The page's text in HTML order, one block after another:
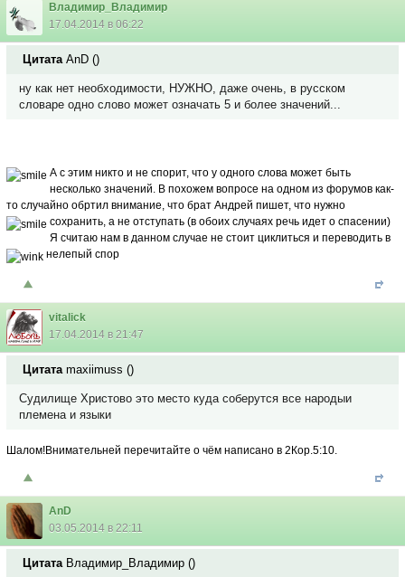
Владимир_Владимир
17.04.2014 в 06:22
Цитата AnD ()
ну как нет необходимости, НУЖНО, даже очень, в русском
словаре одно слово может означать 5 и более значений...
А с этим никто и не спорит, что у одного слова может быть
несколько значений. В похожем вопросе на одном из форумов как-
то случайно обртил внимание, что брат Андрей пишет, что нужно
сохранить, а не отступать (в обоих случаях речь идет о спасении)
Я считаю нам в данном случае не стоит циклиться и переводить в
нелепый спор
vitalick
17.04.2014 в 21:47
Цитата maxiimuss ()
Судилище Христово это место куда соберутся все народыи
племена и языки
Шалом!Внимательней перечитайте о чём написано в 2Кор.5:10.
AnD
03.05.2014 в 22:11
Цитата Владимир_Владимир ()